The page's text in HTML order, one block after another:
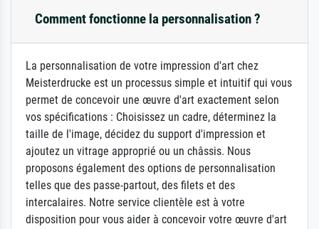
Comment fonctionne la personnalisation ?
La personnalisation de votre impression d'art chez
Meisterdrucke est un processus simple et intuitif qui vous
permet de concevoir une œuvre d'art exactement selon
vos spécifications : Choisissez un cadre, déterminez la
taille de l'image, décidez du support d'impression et
ajoutez un vitrage approprié ou un châssis. Nous
proposons également des options de personnalisation
telles que des passe-partout, des filets et des
intercalaires. Notre service clientèle est à votre
disposition pour vous aider à concevoir votre œuvre d'art